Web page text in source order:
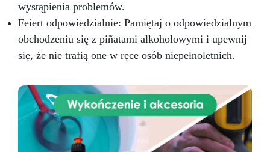
wystąpienia problemów.
Feiert odpowiedzialnie: Pamiętaj o odpowiedzialnym
obchodzeniu się z piñatami alkoholowymi i upewnij
się, że nie trafią one w ręce osób niepełnoletnich.